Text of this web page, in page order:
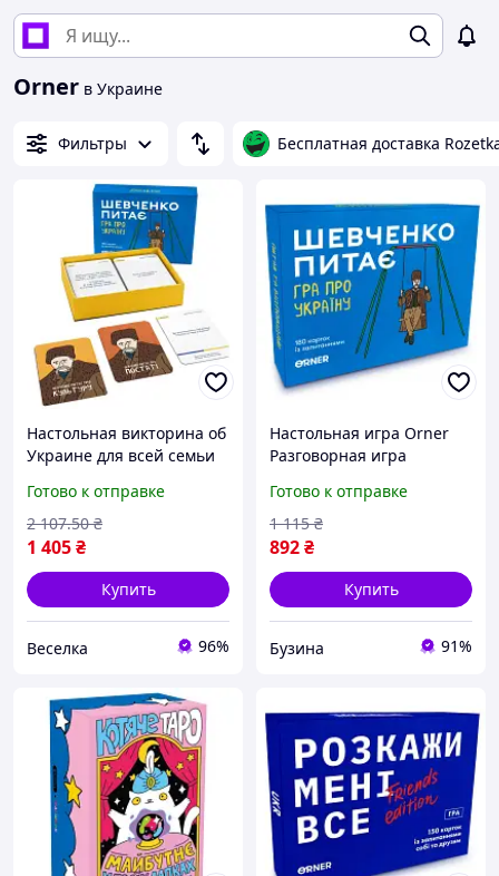
Orner в Украине
Фильтры Бесплатная доставка
Настольная викторина об
Украине для всей семьи
истории и языке SPICY
Готово к отправке
1 405₴
2 107.50 ₴
Купить
Веселка 96%
Настольная игра Orner
Разговорная игра
Игра об Украине" 1909
pelican
Готово к отправке
892₴
1 115 ₴
Купить
Бузина 91%